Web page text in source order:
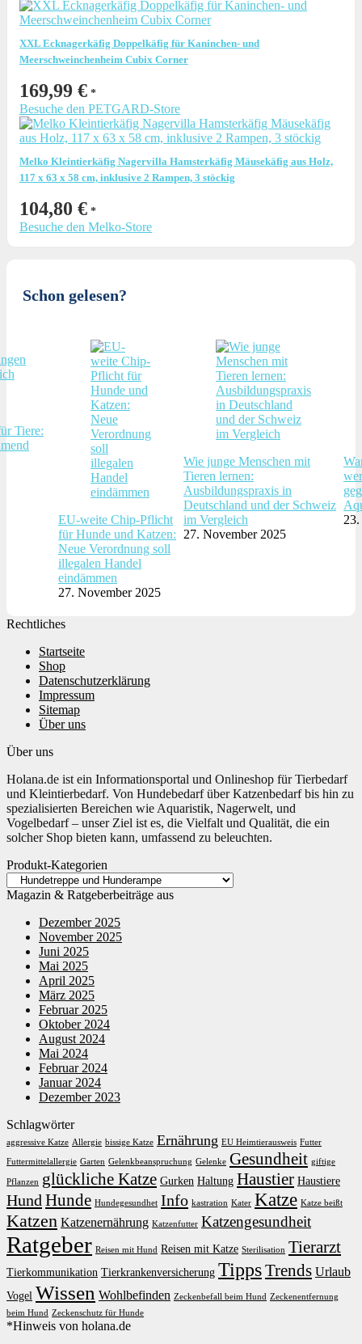
87,99 €
82,99 €.
XXL Ecknagerkäfig Doppelkäfig für Kaninchen- und
Meerschweinchenheim Cubix Corner
169,99 €
Besuche den PETGARD-Store
Melko Kleintierkäfig Nagervilla Hamsterkäfig Mäusekäfig aus Holz,
117 x 63 x 58 cm, inklusive 2 Rampen, 3 stöckig
104,80 €
Besuche den Melko-Store
Schon gelesen?
Tiere:
EU-weite Chip-Pflicht
für Hunde und Katzen:
Neue Verordnung soll
illegalen Handel
eindämmen
27. November 2025
Wie junge Menschen mit
Tieren lernen:
Ausbildungspraxis in
Deutschland und der Schweiz
im Vergleich
27. November 2025
Rechtliches
Startseite
Shop
Datenschutzerklärung
Impressum
Sitemap
Über uns
Über uns
Holana.de ist ein Informationsportal und Onlineshop für Tierbedarf
und Kleintierbedarf. Von Hundebedarf über Katzenbedarf bis hin zu
spezialisierten Bereichen wie Aquaristik, Nagerwelt, und
Vogelbedarf – unser Ziel ist es, die Vielfalt und Qualität, die ein
solcher Shop bieten kann, umfassend zu beleuchten.
Produkt-Kategorien
Magazin & Ratgeberbeiträge aus
Dezember 2025
November 2025
Juni 2025
Mai 2025
April 2025
März 2025
Februar 2025
Oktober 2024
August 2024
Mai 2024
Februar 2024
Januar 2024
Dezember 2023
Schlagwörter
aggressive Katze Allergie bissige Katze Ernährung EU Heimtierausweis Futter
Futtermittelallergie Garten Gelenkbeanspruchung Gelenke Gesundheit giftige
Pflanzen glückliche Katze Gurken Haltung Haustier Haustiere
Hund Hunde Hundegesundhet Info kastration Kater Katze Katze beißt
Katzen Katzenernährung Katzenfutter Katzengesundheit
Ratgeber Reisen mit Hund Reisen mit Katze Sterilisation Tierarzt
Tierkommunikation Tierkrankenversicherung TippsTrends Urlaub
Vogel Wissen Wohlbefinden Zeckenbefall beim Hund Zeckenentfernung
beim Hund Zeckenschutz für Hunde
*Hinweis von holana.de